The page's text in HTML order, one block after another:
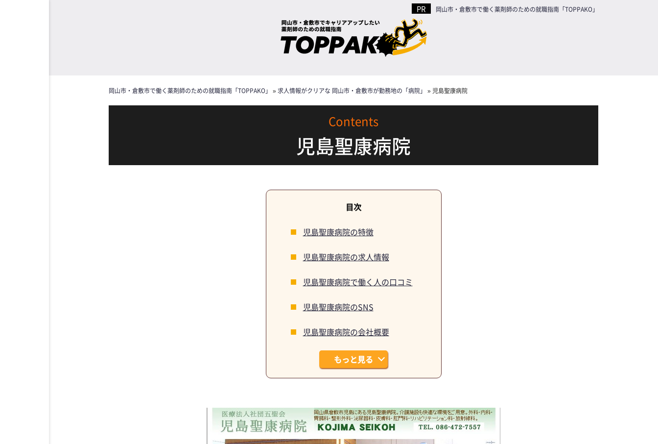
岡山市・倉敷市で働く薬剤師のための就職指南「TOPPAKO」
岡山市・倉敷市で働く薬剤師のための就職指南「TOPPAKO」 »求人情報がクリアな 岡山市・倉敷市が勤務地の「病院」 » 児島聖康病院
児島聖康病院
児島聖康病院の特徴
児島聖康病院の求人情報
児島聖康病院で働く人の口コミ
児島聖康病院のSNS
児島聖康病院の会社概要
もっと見る